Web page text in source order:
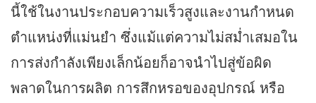
นี้ใช้ในงานประกอบความเร็วสูงและงานกำหนด
ตำแหน่งที่แม่นยำ ซึ่งแม้แต่ความไม่สม่ำเสมอใน
การส่งกำลังเพียงเล็กน้อยก็อาจนำไปสู่ข้อผิด
พลาดในการผลิต การสึกหรอของอุปกรณ์ หรือ